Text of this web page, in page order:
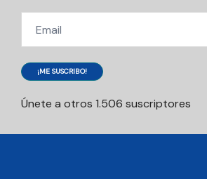
¡ME SUSCRIBO!
Únete a otros 1.506 suscriptores